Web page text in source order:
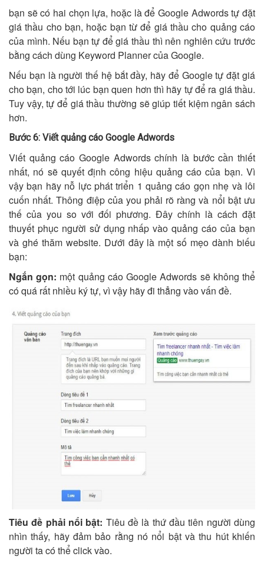
bạn sẽ có hai chọn lựa, hoặc là để Google Adwords tự đặt
giá thầu cho bạn, hoặc bạn từ để giá thầu cho quảng cáo
của mình. Nếu bạn tự để giá thầu thì nên nghiên cứu trước
bằng cách dùng Keyword Planner của Google.
Nếu bạn là người thế hệ bắt đầy, hãy để Google tự đặt giá
cho bạn, cho tới lúc bạn quen hơn thì hãy tự để ra giá thầu.
Tuy vậy, tự để giá thầu thường sẽ giúp tiết kiệm ngân sách
hơn.
Bước 6: Viết quảng cáo Google Adwords
Viết quảng cáo Google Adwords chính là bước cần thiết
nhất, nó sẽ quyết định công hiệu quảng cáo của bạn. Vì
vậy bạn hãy nỗ lực phát triển 1 quảng cáo gọn nhẹ và lôi
cuốn nhất. Thông điệp của you phải rõ ràng và nổi bật ưu
thế của you so với đối phương. Đây chính là cách đặt
thuyết phục người sử dụng nhấp vào quảng cáo của bạn
và ghé thăm website. Dưới đây là một số mẹo dành biếu
bạn:
Ngắn gọn: một quảng cáo Google Adwords sẽ không thể
có quá rất nhiều ký tự, vì vậy hãy đi thẳng vào vấn đề.
Tiêu đề phải nổi bật: Tiêu đề là thứ đầu tiên người dùng
nhìn thấy, hãy đảm bảo rằng nó nổi bật và thu hút khiến
người ta có thể click vào.